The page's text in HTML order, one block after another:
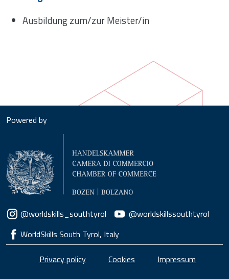
Ausbildung zum/zur Meister/in
Powered by
Social menu
@worldskills_southtyrol
@worldskillssouthtyrol
WorldSkills South Tyrol, Italy
Piè di pagina
Privacy policy Cookies Impressum